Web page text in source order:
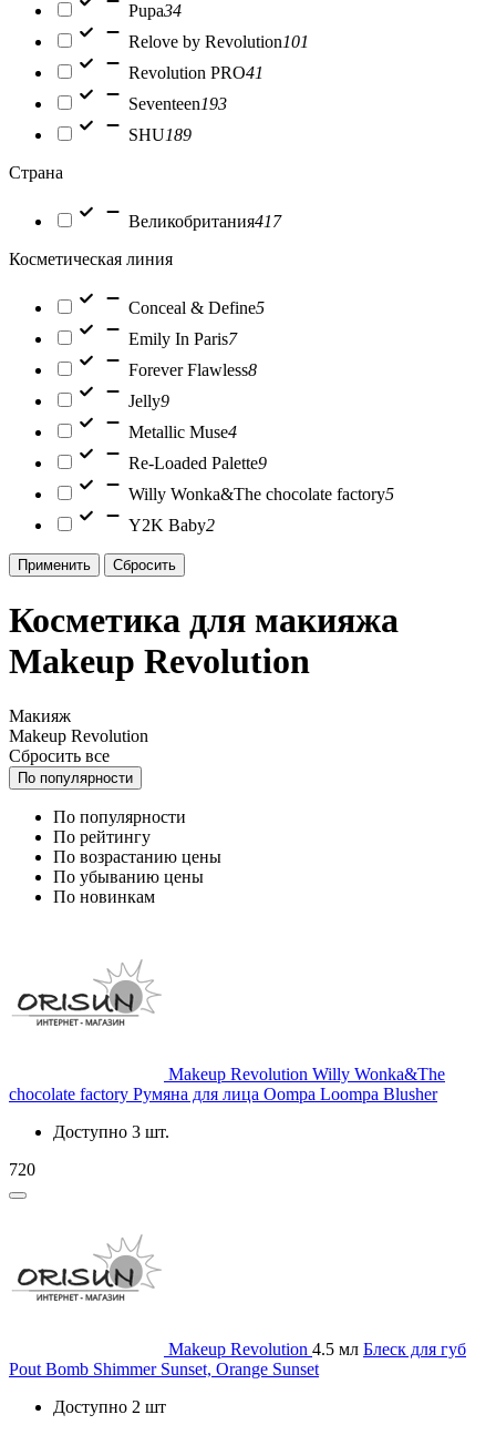
Pupa34
Relove by Revolution101
Revolution PRO41
Seventeen193
SHU189
Страна
Великобритания417
Косметическая линия
Conceal & Define5
Emily In Paris7
Forever Flawless8
Jelly9
Metallic Muse4
Re-Loaded Palette9
Willy Wonka&The chocolate factory5
Y2K Baby2
Применить Сбросить
Косметика для макияжа
Makeup Revolution
Макияж
Makeup Revolution
Сбросить все
По популярности
По популярности
По рейтингу
По возрастанию цены
По убыванию цены
По новинкам
Makeup Revolution Willy Wonka&The
chocolate factory Румяна для лица Oompa Loompa Blusher
Доступно 3 шт.
720
Makeup Revolution 4.5 мл Блеск для губ
Pout Bomb Shimmer Sunset, Orange Sunset
Доступно 2 шт